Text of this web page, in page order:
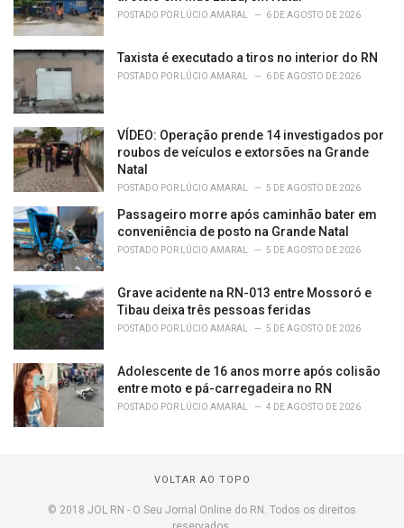
POSTADO POR LÚCIO AMARAL 6 DE AGOSTO DE 2026
Taxista é executado a tiros no interior do RN
POSTADO POR LÚCIO AMARAL 6 DE AGOSTO DE 2026
VÍDEO: Operação prende 14 investigados por
roubos de veículos e extorsões na Grande
Natal
POSTADO POR LÚCIO AMARAL 5 DE AGOSTO DE 2026
Passageiro morre após caminhão bater em
conveniência de posto na Grande Natal
POSTADO POR LÚCIO AMARAL 5 DE AGOSTO DE 2026
Grave acidente na RN-013 entre Mossoró e
Tibau deixa três pessoas feridas
POSTADO POR LÚCIO AMARAL 5 DE AGOSTO DE 2026
Adolescente de 16 anos morre após colisão
entre moto e pá-carregadeira no RN
POSTADO POR LÚCIO AMARAL 4 DE AGOSTO DE 2026
VOLTAR AO TOPO
© 2018 JOL RN - O Seu Jornal Online do RN. Todos os direitos